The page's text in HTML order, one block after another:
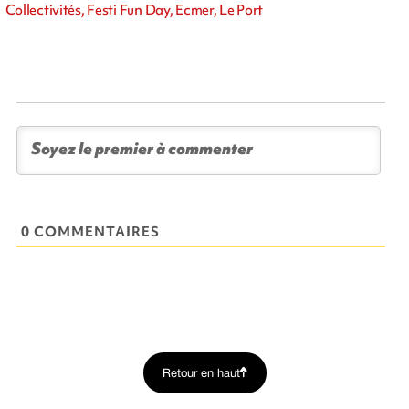
Collectivités, Festi Fun Day, Ecmer, Le Port
0 COMMENTAIRES
Retour en haut